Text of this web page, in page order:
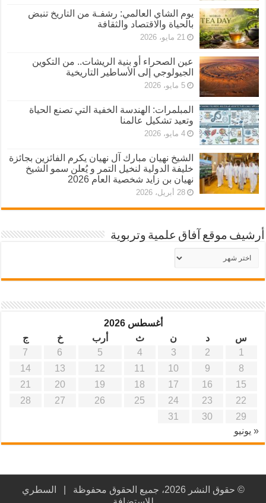
يوم الشاي العالمي: رشفـة من التاريخ تنبض
بالحياة والاقتصاد والثقافة
21 مايو، 2026
عين الصحراء أو بنية الريشات.. من التكوين
الجيولوجي إلى الأساطير التاريخية
5 مايو، 2026
المبلمرات: الهندسة الخفية التي تصنع الحياة
وتعيد تشكيل عالمنا
4 مايو، 2026
الشيخ نهيان مبارك آل نهيان يكرم الفائزين بجائزة
خليفة الدولية لنخيل التمر و يُعلن سمو الشيخ
نهيان بن زايد شخصية العام 2026
28 أبريل، 2026
أرشيف موقع آفاق علمية وتربوية
أرشيف
موقع
آفاق
أغسطس 2026
س
د ن ث أرب خ
ج
1
2
3
4
5
6
7
8
9
10
11
12
13
14
15
16
17
18
19
20
21
22
23
24
25
26
27
28
29
30
31
« يونيو
© حقوق النشر 2026، جميع الحقوق محفوظة |
السطري